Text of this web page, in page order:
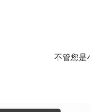
不管您是